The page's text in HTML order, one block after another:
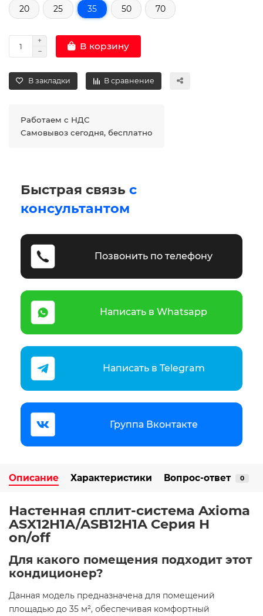
20
25 35 50 70
В корзину
В закладки В сравнение
Работаем с НДС
Самовывоз сегодня, бесплатно
Быстрая связь с
консультантом
Позвонить по телефону
Написать в Whatsapp
Написать в Telegram
Группа Вконтакте
Описание Характеристики Вопрос-ответ 0
Настенная сплит-система Axioma
ASX12H1A/ASB12H1A Серия H
on/off
Для какого помещения подходит этот
кондиционер?
Данная модель предназначена для помещений
площадью до 35 м², обеспечивая комфортный